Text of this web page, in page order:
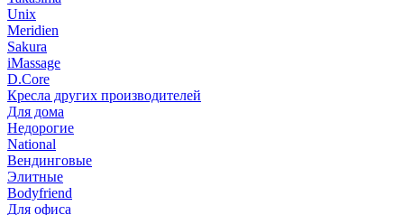
Unix
Meridien
Sakura
iMassage
D.Core
Кресла других производителей
Для дома
Недорогие
National
Вендинговые
Элитные
Bodyfriend
Для офиса